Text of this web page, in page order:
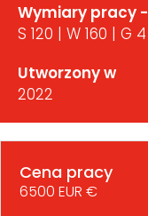
Wymiary pracy -
S 120 | W 160 | G 4
Utworzony w
2022
Cena pracy
6500 EUR €